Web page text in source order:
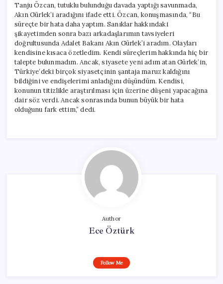
Tanju Özcan, tutuklu bulunduğu davada yaptığı savunmada,
Akın Gürlek’i aradığını ifade etti. Özcan, konuşmasında, “Bu
süreçte bir hata daha yaptım. Sanıklar hakkındaki
şikayetimden sonra bazı arkadaşlarımın tavsiyeleri
doğrultusunda Adalet Bakanı Akın Gürlek’i aradım. Olayları
kendisine kısaca özetledim. Kendi süreçlerim hakkında hiç bir
talepte bulunmadım. Ancak, siyasete yeni adım atan Gürlek’in,
Türkiye’deki birçok siyasetçinin şantaja maruz kaldığını
bildiğini ve endişelerimi anladığını düşündüm. Kendisi,
konunun titizlikle araştırılması için üzerine düşeni yapacağına
dair söz verdi. Ancak sonrasında bunun büyük bir hata
olduğunu fark ettim,” dedi.
Author
Ece Öztürk
Follow Me